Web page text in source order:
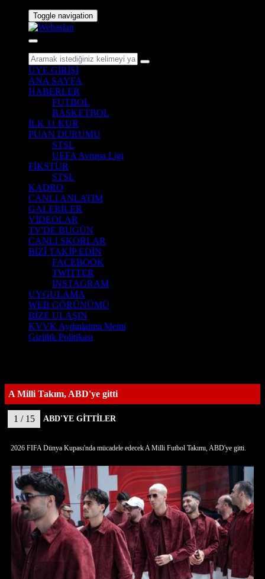
Toggle navigation
ÜYE GİRİŞİ
ANA SAYFA
HABERLER
FUTBOL
BASKETBOL
İLK 11 KUR
PUAN DURUMU
STSL
UEFA Avrupa Ligi
FİKSTÜR
STSL
KADRO
CANLI ANLATIM
GALERİLER
VİDEOLAR
TV'DE BUGÜN
CANLI SKORLAR
BİZİ TAKİP EDİN
FACEBOOK
TWİTTER
INSTAGRAM
UYGULAMA
WEB GÖRÜNÜMÜ
BİZE ULAŞIN
KVVK Aydınlatma Metni
Gizlilik Politikası
A Milli Takım, ABD'ye gitti
1 / 15 ABD'YE GİTTİLER
2026 FIFA Dünya Kupası'nda mücadele edecek A Milli Futbol Takımı, ABD'ye gitti.